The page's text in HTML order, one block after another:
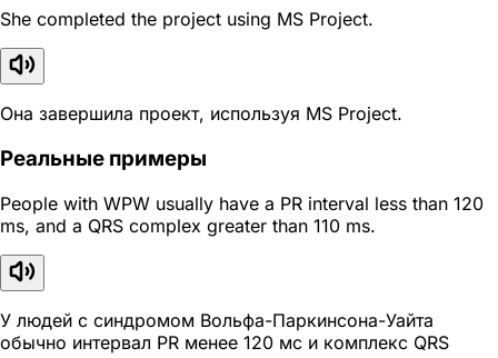
She completed the project using MS Project.
Она завершила проект, используя MS Project.
Реальные примеры
People with WPW usually have a PR interval less than 120
ms, and a QRS complex greater than 110 ms.
У людей с синдромом Вольфа-Паркинсона-Уайта
обычно интервал PR менее 120 мс и комплекс QRS